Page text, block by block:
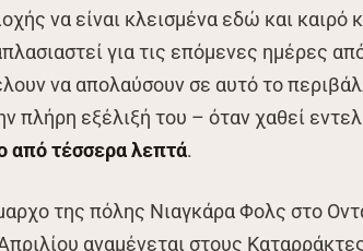
να είναι κλεισμένα εδώ και καιρό
για τις επόμενες ημέρες
να απολαύσουν σε αυτό το
πλήρη εξέλιξή του – όταν χαθεί
από τέσσερα λεπτά.
της πόλης Νιαγκάρα Φολς στο
Απριλίου αναμένεται στους